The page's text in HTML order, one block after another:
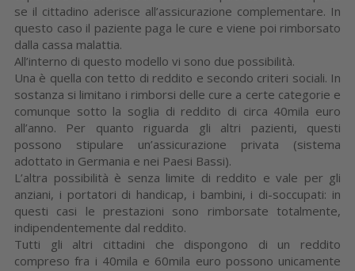
se il cittadino aderisce all’assicurazione complementare. In
questo caso il paziente paga le cure e viene poi rimborsato
dalla cassa malattia.
All’interno di questo modello vi sono due possibilità.
Una è quella con tetto di reddito e secondo criteri sociali. In
sostanza si limitano i rimborsi delle cure a certe categorie e
comunque sotto la soglia di reddito di circa 40mila euro
all’anno. Per quanto riguarda gli altri pazienti, questi
possono stipulare un’assicurazione privata (sistema
adottato in Germania e nei Paesi Bassi).
L’altra possibilità è senza limite di reddito e vale per gli
anziani, i portatori di handicap, i bambini, i di-soccupati: in
questi casi le prestazioni sono rimborsate totalmente,
indipendentemente dal reddito.
Tutti gli altri cittadini che dispongono di un reddito
compreso fra i 40mila e 60mila euro possono unicamente